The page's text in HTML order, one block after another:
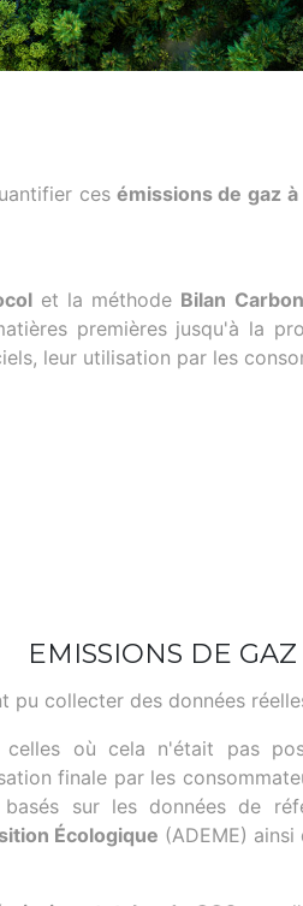
cesémissions de gaz
et la méthode Bilan
premières jusqu'à la
leur utilisation par les
EMISSIONS DE
pu collecter des données
celles où cela n'était pas
finale par les
sur les données de
Écologique (ADEME)